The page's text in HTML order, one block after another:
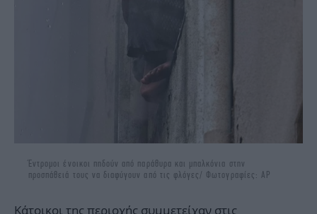
Έντρομοι ένοικοι πηδούν από παράθυρα και μπαλκόνια στην
προσπάθειά τους να διαφύγουν από τις φλόγες/ Φωτογραφίες: AP
Κάτοικοι της περιοχής συμμετείχαν στις